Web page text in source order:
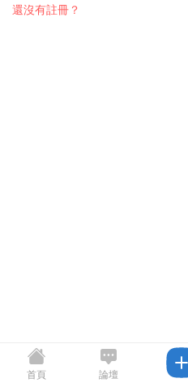
還沒有註冊？
首頁 論壇